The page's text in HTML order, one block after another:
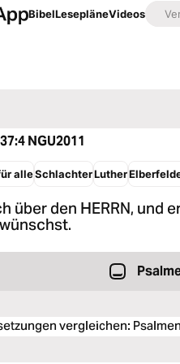
BibelLesepläneVideos
NGU2011
alleSchlachterLuther
über den HERRN, und
vergleichen: